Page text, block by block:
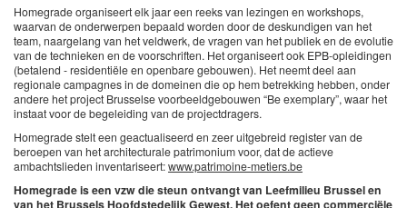
Homegrade organiseert elk jaar een reeks van lezingen en workshops,
waarvan de onderwerpen bepaald worden door de deskundigen van het
team, naargelang van het veldwerk, de vragen van het publiek en de evolutie
van de technieken en de voorschriften. Het organiseert ook EPB-opleidingen
(betalend - residentiële en openbare gebouwen). Het neemt deel aan
regionale campagnes in de domeinen die op hem betrekking hebben, onder
andere het project Brusselse voorbeeldgebouwen “Be exemplary”, waar het
instaat voor de begeleiding van de projectdragers.
Homegrade stelt een geactualiseerd en zeer uitgebreid register van de
beroepen van het architecturale patrimonium voor, dat de actieve
ambachtslieden inventariseert:www.patrimoine-metiers.be
Homegrade is een vzw die steun ontvangt van Leefmilieu Brussel en
van het Brussels Hoofdstedelijk Gewest. Het oefent geen commerciële